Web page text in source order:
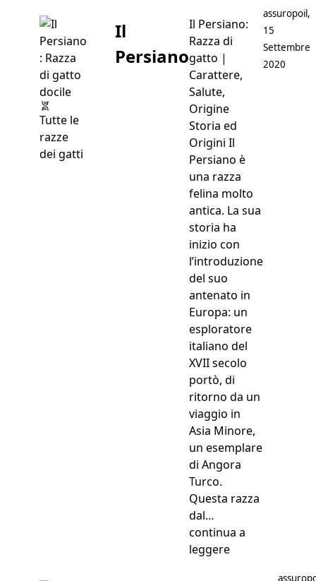
Tutte le
razze
dei gatti
Il
Persiano
Il Persiano:
Razza di
gatto |
Carattere,
Salute,
Origine
Storia ed
Origini Il
Persiano è
una razza
felina molto
antica. La sua
storia ha
inizio con
l’introduzione
del suo
antenato in
Europa: un
esploratore
italiano del
XVII secolo
portò, di
ritorno da un
viaggio in
Asia Minore,
un esemplare
di Angora
Turco.
Questa razza
dal…
continua a
leggere“Il Persiano”
Postato da
assuropoil,
15
Settembre
2020
Postato